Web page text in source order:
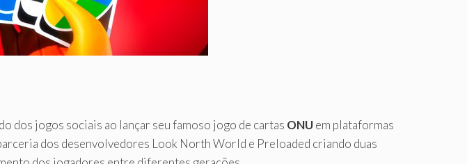
dos jogos sociais ao lançar seu famoso jogo de cartas ONUem plataformas
dos desenvolvedores Look North World e Preloaded criando duas